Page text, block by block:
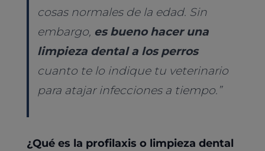
cosas normales de la edad. Sin
embargo, es bueno hacer una
limpieza dental a los perros
cuanto te lo indique tu veterinario
para atajar infecciones a tiempo.”
¿Qué es la profilaxis o limpieza dental